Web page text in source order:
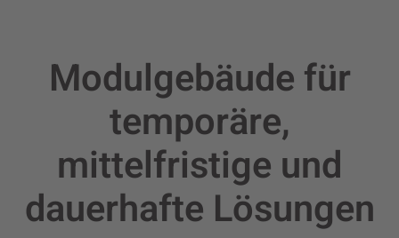
Modulgebäude für
temporäre,
mittelfristige und
dauerhafte Lösungen